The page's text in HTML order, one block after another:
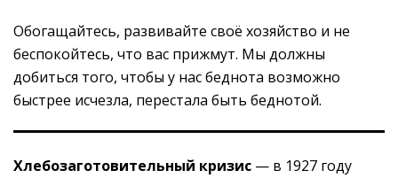
Обогащайтесь, развивайте своё хозяйство и не
беспокойтесь, что вас прижмут. Мы должны
добиться того, чтобы у нас беднота возможно
быстрее исчезла, перестала быть беднотой.
Хлебозаготовительный кризис — в 1927 году